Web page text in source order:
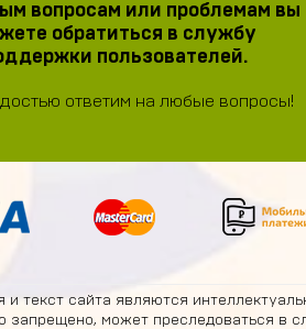
вопросам или проблемам вы
обратиться в службу
пользователей.
ответим на любые вопросы!
текст сайта являются
запрещено, может преследоваться в